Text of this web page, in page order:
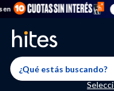
El producto ha
El producto ha sido
Llegaste al límite de
uno nuevo ingresa a “Mi